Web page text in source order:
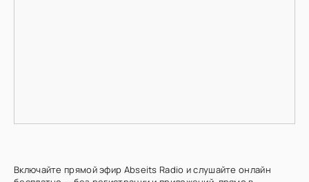
Включайте прямой эфир Abseits Radio и слушайте онлайн